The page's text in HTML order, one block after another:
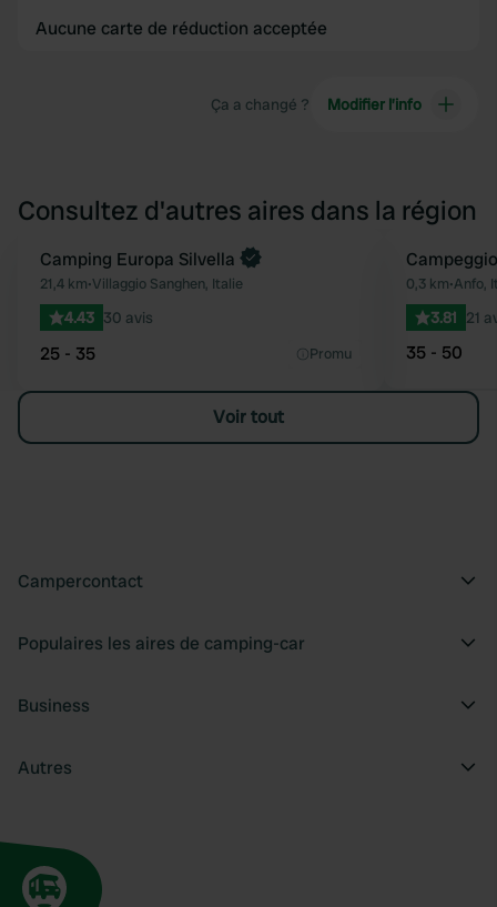
Aucune carte de réduction acceptée
Ça a changé ? Modifier l’info
Consultez d'autres aires dans la région
Préféré
Reserve maintenant
Camping Europa Silvella
21,4 km•Villaggio Sanghen, Italie
4.43 30 avis
25 - 35 Promu
0,3 km•Anfo,
3.81 21
35 - 50
Voir tout
Campercontact
Populaires les aires de camping-car
Business
Autres